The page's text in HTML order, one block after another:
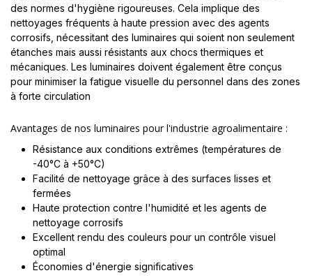
des normes d'hygiène rigoureuses. Cela implique des
nettoyages fréquents à haute pression avec des agents
corrosifs, nécessitant des luminaires qui soient non seulement
étanches mais aussi résistants aux chocs thermiques et
mécaniques. Les luminaires doivent également être conçus
pour minimiser la fatigue visuelle du personnel dans des zones
à forte circulation
Avantages de nos luminaires pour l'industrie agroalimentaire :
Résistance aux conditions extrêmes (températures de
-40°C à +50°C)
Facilité de nettoyage grâce à des surfaces lisses et
fermées
Haute protection contre l'humidité et les agents de
nettoyage corrosifs
Excellent rendu des couleurs pour un contrôle visuel
optimal
Économies d'énergie significatives